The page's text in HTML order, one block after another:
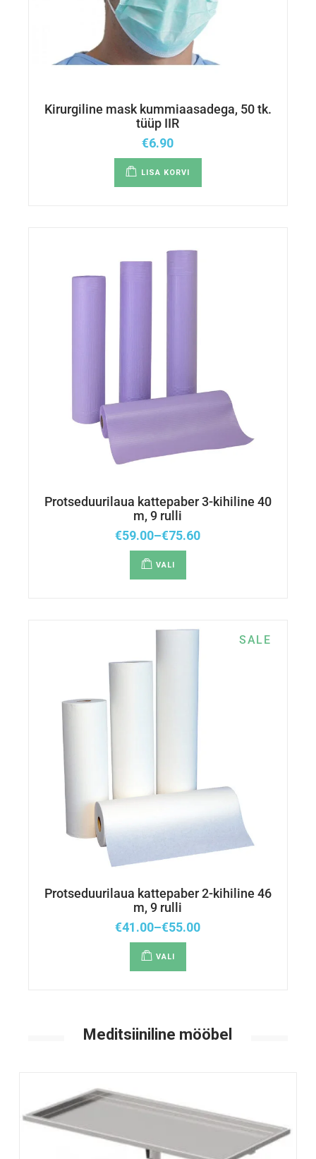
SALE
Protseduurilaua kattepaber 2-kihiline 46
m, 9 rulli
€41.00–€55.00
VALI
Protseduurilaua kattepaber 3-kihiline 40
m, 9 rulli
€59.00–€75.60
VALI
Kirurgiline mask kummiaasadega, 50 tk.
tüüp IIR
€6.90
LISA KORVI
Meditsiiniline mööbel